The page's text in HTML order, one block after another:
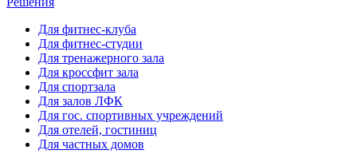
Для фитнес-клуба
Для фитнес-студии
Для тренажерного зала
Для кроссфит зала
Для спортзала
Для залов ЛФК
Для гос. спортивных учреждений
Для отелей, гостиниц
Для частных домов